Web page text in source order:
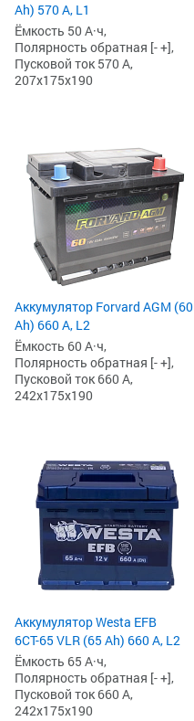
Ah) 570 А, L1
Ёмкость 50 А·ч,
Полярность обратная [- +],
Пусковой ток 570 А,
207x175x190
Аккумулятор Forvard AGM (60
Ah) 660 А, L2
Ёмкость 60 А·ч,
Полярность обратная [- +],
Пусковой ток 660 А,
242x175x190
Аккумулятор Westa EFB
6СТ-65 VLR (65 Ah) 660 А, L2
Ёмкость 65 А·ч,
Полярность обратная [- +],
Пусковой ток 660 А,
242x175x190